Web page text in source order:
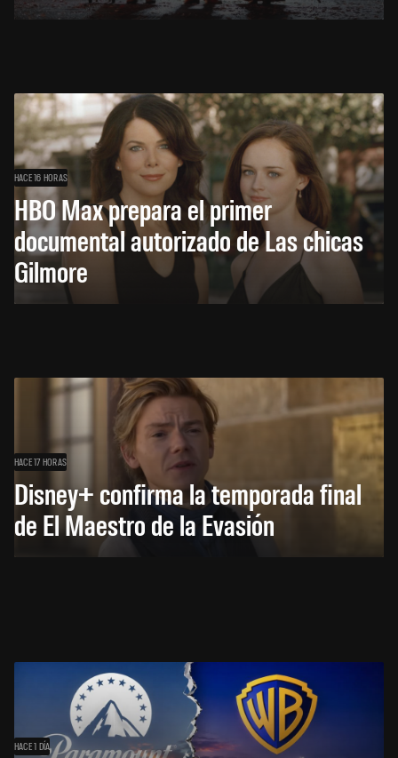
HACE 16 HORAS
HBO Max prepara el primer
documental autorizado de Las chicas
Gilmore
HACE 17 HORAS
Disney+ confirma la temporada final
de El Maestro de la Evasión
HACE 1 DÍA